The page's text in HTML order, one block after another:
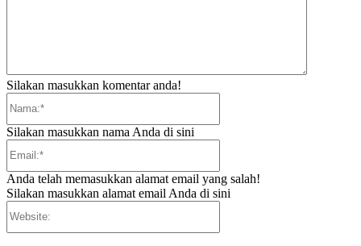
Silakan masukkan komentar anda!
Silakan masukkan nama Anda di sini
Anda telah memasukkan alamat email yang salah!
Silakan masukkan alamat email Anda di sini